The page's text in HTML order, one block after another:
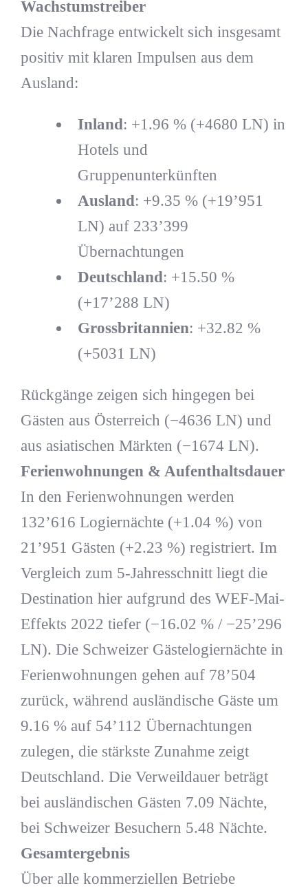
Wachstumstreiber
Die Nachfrage entwickelt sich insgesamt
positiv mit klaren Impulsen aus dem
Ausland:
Inland: +1.96 % (+4680 LN) in
Hotels und
Gruppenunterkünften
Ausland: +9.35 % (+19’951
LN) auf 233’399
Übernachtungen
Deutschland: +15.50 %
(+17’288 LN)
Grossbritannien: +32.82 %
(+5031 LN)
Rückgänge zeigen sich hingegen bei
Gästen aus Österreich (−4636 LN) und
aus asiatischen Märkten (−1674 LN).
Ferienwohnungen & Aufenthaltsdauer
In den Ferienwohnungen werden
132’616 Logiernächte (+1.04 %) von
21’951 Gästen (+2.23 %) registriert. Im
Vergleich zum 5-Jahresschnitt liegt die
Destination hier aufgrund des WEF-Mai-
Effekts 2022 tiefer (−16.02 % / −25’296
LN). Die Schweizer Gästelogiernächte in
Ferienwohnungen gehen auf 78’504
zurück, während ausländische Gäste um
9.16 % auf 54’112 Übernachtungen
zulegen, die stärkste Zunahme zeigt
Deutschland. Die Verweildauer beträgt
bei ausländischen Gästen 7.09 Nächte,
bei Schweizer Besuchern 5.48 Nächte.
Gesamtergebnis
Über alle kommerziellen Betriebe